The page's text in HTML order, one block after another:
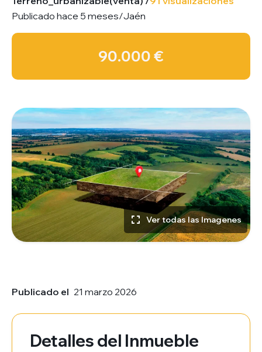
Publicado hace 5 meses/Jaén
90.000 €
Ver todas las Imagenes
Publicado el 21 marzo 2026
Detalles del Inmueble